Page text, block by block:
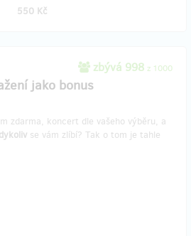
550 Kč
zbývá 998 z 1000
jako bonus
zdarma, koncert dle vašeho výběru, a
se vám zlíbí? Tak o tom je tahle